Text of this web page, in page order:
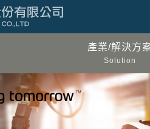
產業/解決方
Solution